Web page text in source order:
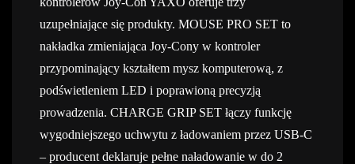
uzupełniające się produkty. MOUSE PRO SET to
nakładka zmieniająca Joy-Cony w kontroler
przypominający kształtem mysz komputerową, z
podświetleniem LED i poprawioną precyzją
prowadzenia. CHARGE GRIP SET łączy funkcję
wygodniejszego uchwytu z ładowaniem przez USB-C
– producent deklaruje pełne naładowanie w do 2